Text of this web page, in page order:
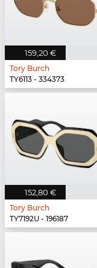
159,20 €
Tory Burch
TY6113 - 334373
152,80 €
Tory Burch
TY7192U - 196187